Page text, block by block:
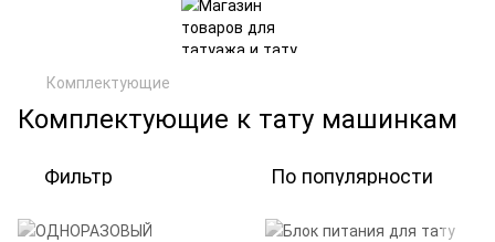
Комплектующие
Комплектующие к тату машинкам
Фильтр По популярности